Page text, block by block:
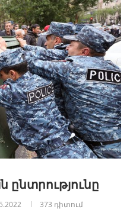
ընտրությունը
373 դիտում